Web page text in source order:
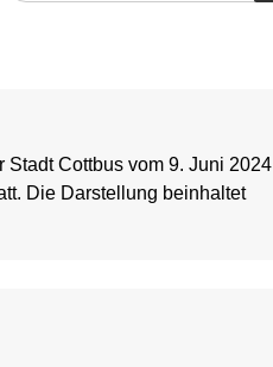
Cottbus vom 9. Juni 2024
Die Darstellung beinhaltet